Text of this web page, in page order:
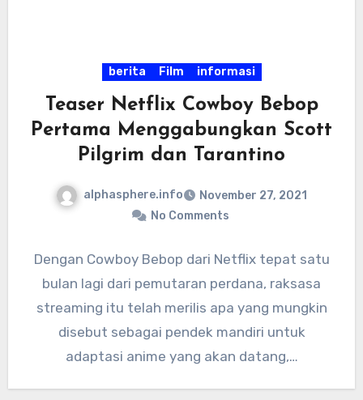
berita Film informasi
Teaser Netflix Cowboy Bebop
Pertama Menggabungkan Scott
Pilgrim dan Tarantino
alphasphere.info
November 27, 2021
No Comments
Dengan Cowboy Bebop dari Netflix tepat satu
bulan lagi dari pemutaran perdana, raksasa
streaming itu telah merilis apa yang mungkin
disebut sebagai pendek mandiri untuk
adaptasi anime yang akan datang,…